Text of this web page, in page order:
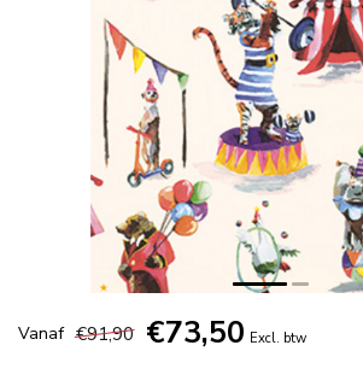
Vanaf €91,90 €73,50 Excl. btw